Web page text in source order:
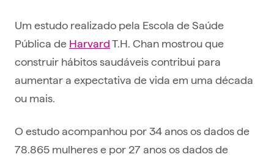
Um estudo realizado pela Escola de Saúde
Pública de HarvardT.H. Chan mostrou que
construir hábitos saudáveis contribui para
aumentar a expectativa de vida em uma década
ou mais.
O estudo acompanhou por 34 anos os dados de
78.865 mulheres e por 27 anos os dados de